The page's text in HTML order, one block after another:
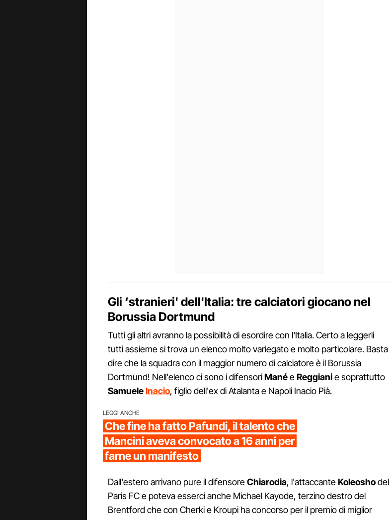
Gli ‘stranieri' dell'Italia: tre calciatori giocano nel
Borussia Dortmund
Tutti gli altri avranno la possibilità di esordire con l'Italia. Certo a leggerli
tutti assieme si trova un elenco molto variegato e molto particolare. Basta
dire che la squadra con il maggior numero di calciatore è il Borussia
Dortmund! Nell'elenco ci sono i difensoriManéeReggianie soprattutto
SamueleInacio, figlio dell'ex di Atalanta e Napoli Inacio Pià.
LEGGI ANCHE
Che fine ha fatto Pafundi, il talento che
Mancini aveva convocato a 16 anni per
farne un manifesto
Dall'estero arrivano pure il difensoreChiarodia, l'attaccanteKoleoshodel
Paris FC e poteva esserci anche Michael Kayode, terzino destro del
Brentford che con Cherki e Kroupi ha concorso per il premio di miglior